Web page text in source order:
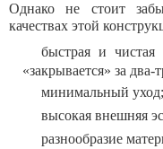
Однако не стоит
качествах этой
быстрая и
«закрывается» за
минимальный уход;
высокая внешняя
разнообразие